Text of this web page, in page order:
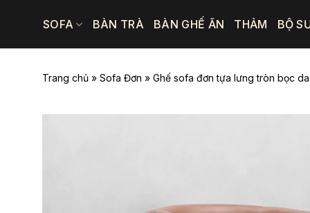
SOFA BÀN TRÀ BÀN GHẾ ĂN THẢM BỘ
Trang chủ» Sofa Đơn » Ghế sofa đơn tựa lưng tròn bọc